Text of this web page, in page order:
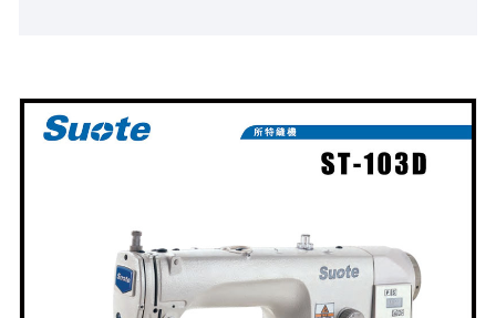
comprender mejor la máquina que se adapta a sus
necesidades.